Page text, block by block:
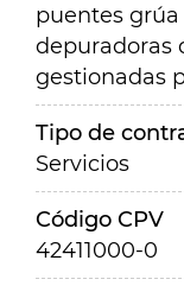
puentes
depuradoras
gestionadas
Tipo de
Servicios
Código CPV
42411000-0